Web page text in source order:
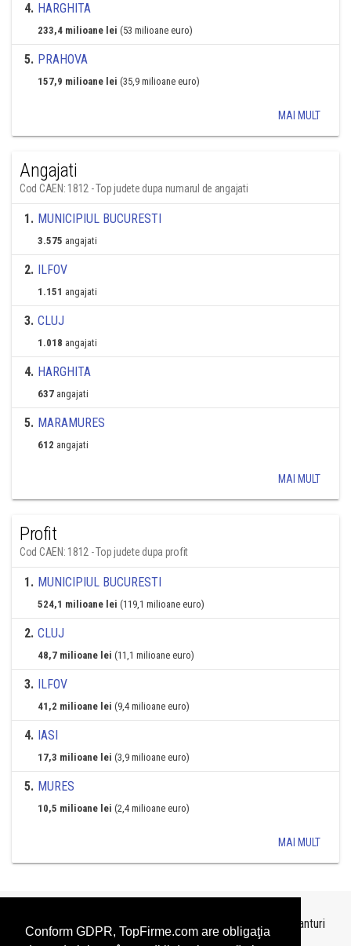
Conform GDPR, TopFirme.com are obligaţia
4. HARGHITA
233,4 milioane lei (53 milioane euro)
5. PRAHOVA
157,9 milioane lei (35,9 milioane euro)
MAI MULT
Angajati
Cod CAEN: 1812 - Top judete dupa numarul de angajati
1. MUNICIPIUL BUCURESTI
3.575 angajati
2. ILFOV
1.151 angajati
3. CLUJ
1.018 angajati
4. HARGHITA
637 angajati
5. MARAMURES
612 angajati
MAI MULT
Profit
Cod CAEN: 1812 - Top judete dupa profit
1. MUNICIPIUL BUCURESTI
524,1 milioane lei (119,1 milioane euro)
2. CLUJ
48,7 milioane lei (11,1 milioane euro)
3. ILFOV
41,2 milioane lei (9,4 milioane euro)
4. IASI
17,3 milioane lei (3,9 milioane euro)
5. MURES
10,5 milioane lei (2,4 milioane euro)
MAI MULT
Topurile sunt realizate deTopFirme
pe baza ultimelor bilanturi
depuse si au scop informativ.